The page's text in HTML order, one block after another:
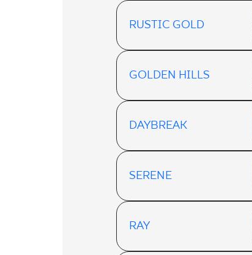
RUSTIC GOLD
GOLDEN HILLS
DAYBREAK
SERENE
RAY